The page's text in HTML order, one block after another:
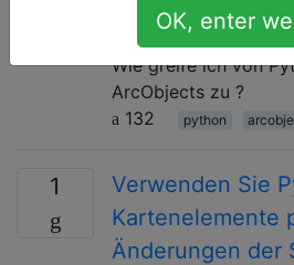
zu
oder ArcPy
Wie greife ich von
ArcObjects zu ?
132
python
1
Verwenden Sie
Kartenelemente
Änderungen der
OK, enter